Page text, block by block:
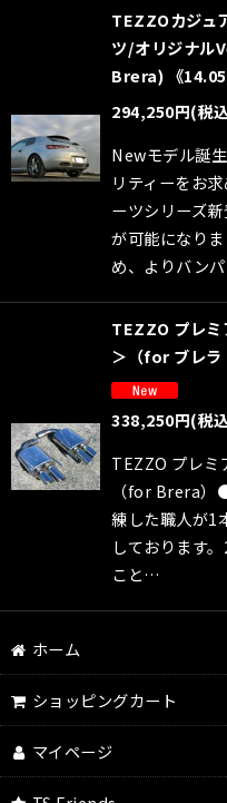
TEZZOカジュ
ツ/オリジナル
Brera) 《
294,250円(税
Newモデル誕
リティーをお
ーツシリーズ
が可能になり
め、よりバン
TEZZO プレミ
＞（for ブレラ
338,250円(税
TEZZO プレミ
（for Brera）
練した職人が1
しております
こと…
ホーム
ショッピングカート
マイページ